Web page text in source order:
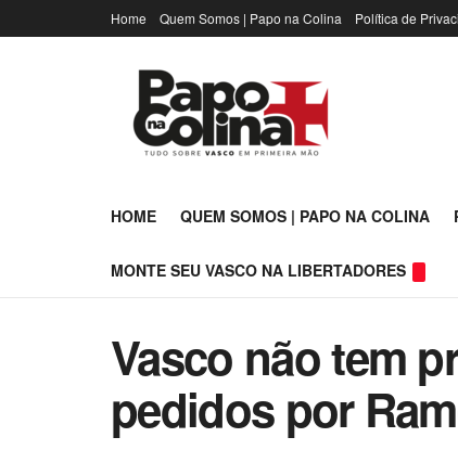
Home Quem Somos | Papo na Colina Política de
HOME QUEM SOMOS | PAPO NA COLINA
MONTE SEU VASCO NA LIBERTADORES
Vasco não tem
pedidos por